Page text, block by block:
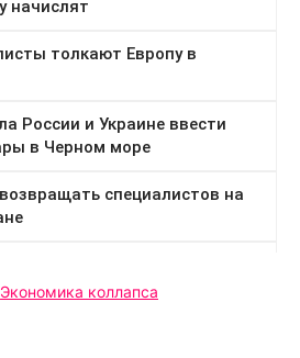
Экономика коллапса